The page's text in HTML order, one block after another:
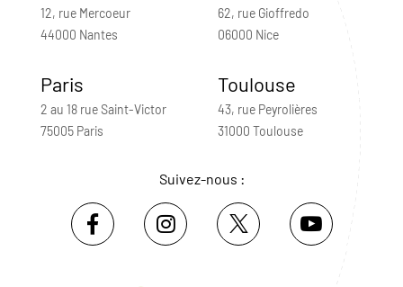
12, rue Mercoeur
44000 Nantes
62, rue Gioffredo
06000 Nice
Paris
2 au 18 rue Saint-Victor
75005 Paris
Toulouse
43, rue Peyrolières
31000 Toulouse
Suivez-nous :